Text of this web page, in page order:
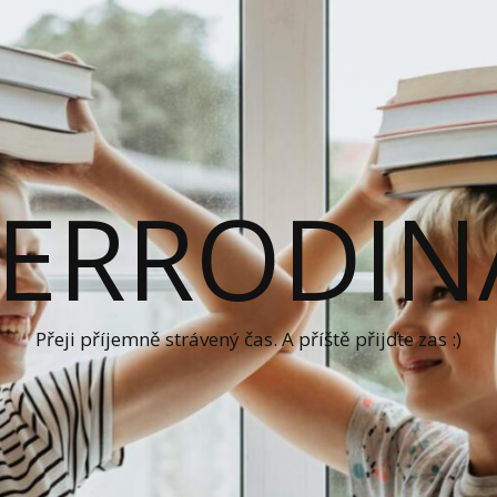
Přeji příjemně strávený čas. A příště přijďte zas :)